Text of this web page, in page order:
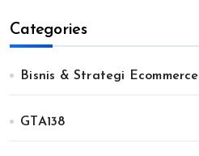
Categories
Bisnis & Strategi Ecommerce
GTA138